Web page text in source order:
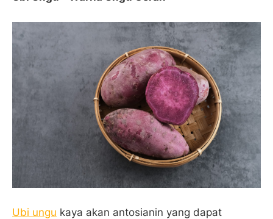
Ubi ungu kaya akan antosianin yang dapat